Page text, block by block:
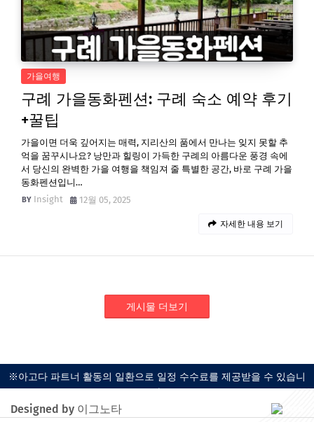
가을여행
구례 가을동화펜션: 구례 숙소 예약 후기
+꿀팁
가을이면 더욱 깊어지는 매력, 지리산의 품에서 만나는 잊지 못할 추
억을 꿈꾸시나요? 낭만과 힐링이 가득한 구례의 아름다운 풍경 속에
서 당신의 완벽한 가을 여행을 책임져 줄 특별한 공간, 바로 구례 가을
동화펜션입니…
Insight
12월 05, 2025
자세한 내용 보기
게시물 더보기
※아고다 파트너 활동의 일환으로 일정 수수료를 제공받을 수 있습니
다.
Designed by 이그노타